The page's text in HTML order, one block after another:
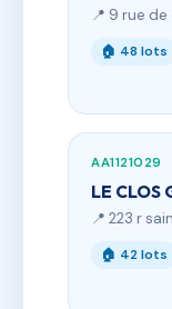
📍 9 rue
🏠 48 lots
AA1121029
LE CLOS
📍 223 r
🏠 42 lots